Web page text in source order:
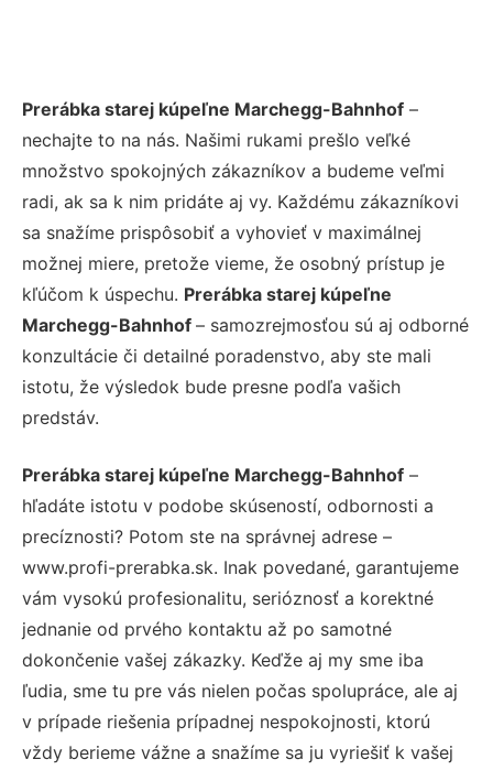
Prerábka starej kúpeľne Marchegg-Bahnhof –
nechajte to na nás. Našimi rukami prešlo veľké
množstvo spokojných zákazníkov a budeme veľmi
radi, ak sa k nim pridáte aj vy. Každému zákazníkovi
sa snažíme prispôsobiť a vyhovieť v maximálnej
možnej miere, pretože vieme, že osobný prístup je
kľúčom k úspechu. Prerábka starej kúpeľne
Marchegg-Bahnhof – samozrejmosťou sú aj odborné
konzultácie či detailné poradenstvo, aby ste mali
istotu, že výsledok bude presne podľa vašich
predstáv.
Prerábka starej kúpeľne Marchegg-Bahnhof –
hľadáte istotu v podobe skúseností, odbornosti a
precíznosti? Potom ste na správnej adrese –
www.profi-prerabka.sk. Inak povedané, garantujeme
vám vysokú profesionalitu, serióznosť a korektné
jednanie od prvého kontaktu až po samotné
dokončenie vašej zákazky. Keďže aj my sme iba
ľudia, sme tu pre vás nielen počas spolupráce, ale aj
v prípade riešenia prípadnej nespokojnosti, ktorú
vždy berieme vážne a snažíme sa ju vyriešiť k vašej